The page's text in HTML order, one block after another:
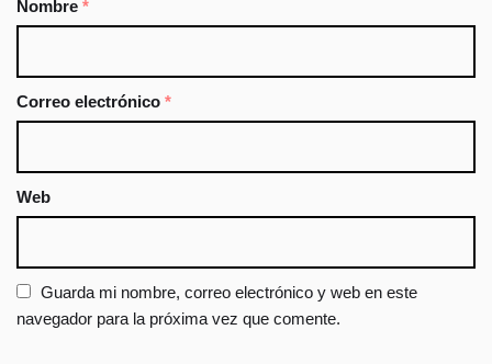
Nombre *
Correo electrónico *
Web
Guarda mi nombre, correo electrónico y web en este
navegador para la próxima vez que comente.